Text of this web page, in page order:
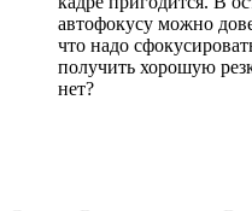
автофокусу можно
что надо
получить хорошую
нет?